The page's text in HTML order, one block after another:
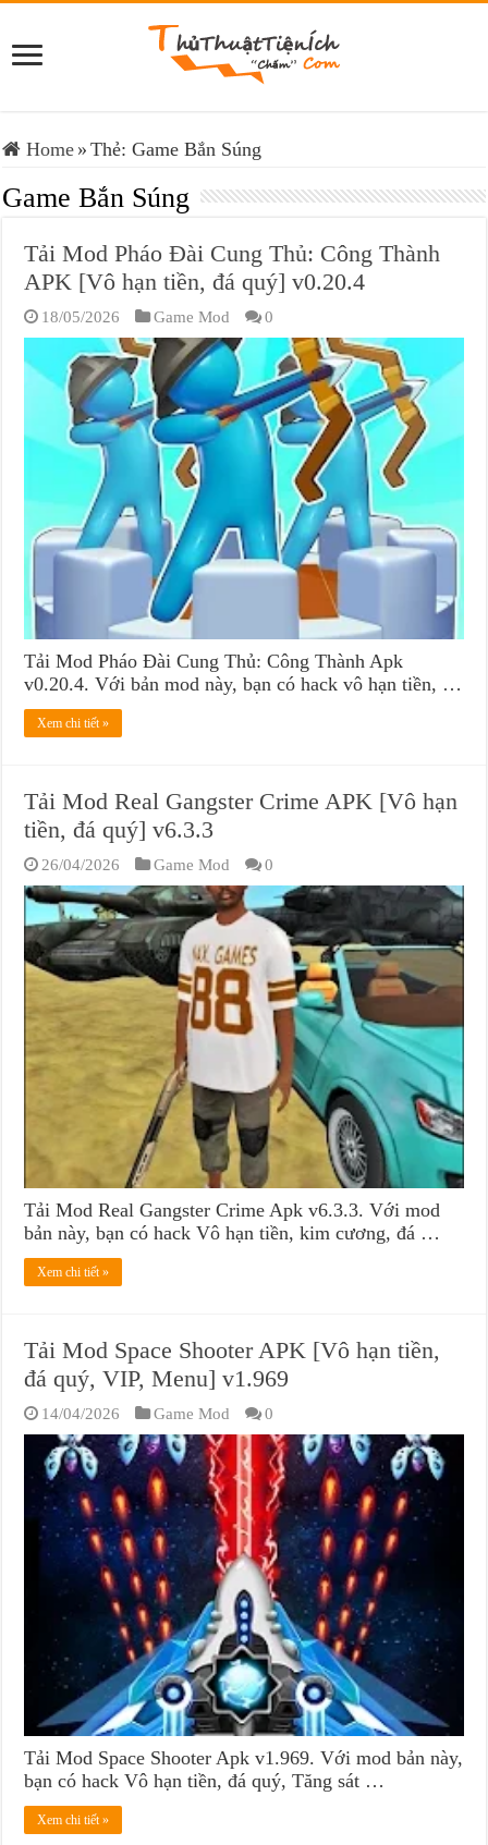
Home » Thẻ:Game Bắn Súng
Game Bắn Súng
Tải Mod Pháo Đài Cung Thủ: Công Thành
APK [Vô hạn tiền, đá quý] v0.20.4
18/05/2026 Game Mod 0
Tải Mod Pháo Đài Cung Thủ: Công Thành Apk
v0.20.4. Với bản mod này, bạn có hack vô hạn tiền, …
Xem chi tiết »
Tải Mod Real Gangster Crime APK [Vô hạn
tiền, đá quý] v6.3.3
26/04/2026 Game Mod 0
Tải Mod Real Gangster Crime Apk v6.3.3. Với mod
bản này, bạn có hack Vô hạn tiền, kim cương, đá …
Xem chi tiết »
Tải Mod Space Shooter APK [Vô hạn tiền,
đá quý, VIP, Menu] v1.969
14/04/2026 Game Mod 0
Tải Mod Space Shooter Apk v1.969. Với mod bản này,
bạn có hack Vô hạn tiền, đá quý, Tăng sát …
Xem chi tiết »